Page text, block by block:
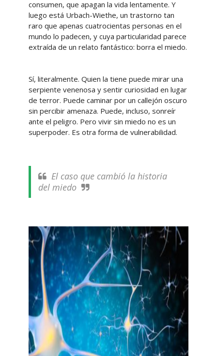
consumen, que apagan la vida lentamente. Y
luego está Urbach-Wiethe, un trastorno tan
raro que apenas cuatrocientas personas en el
mundo lo padecen, y cuya particularidad parece
extraída de un relato fantástico: borra el miedo.
Sí, literalmente. Quien la tiene puede mirar una
serpiente venenosa y sentir curiosidad en lugar
de terror. Puede caminar por un callejón oscuro
sin percibir amenaza. Puede, incluso, sonreír
ante el peligro. Pero vivir sin miedo no es un
superpoder. Es otra forma de vulnerabilidad.
El caso que cambió la historia
del miedo